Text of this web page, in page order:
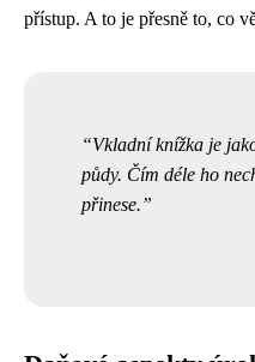
přístup. A to je přesně to, co
Vkladní knížka je
půdy. Čím déle ho
přinese.